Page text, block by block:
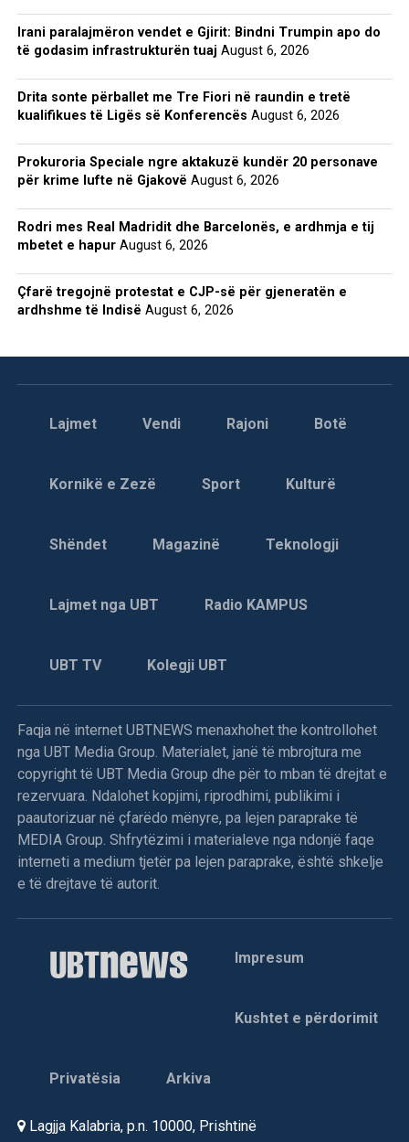
Irani paralajmëron vendet e Gjirit: Bindni Trumpin apo do
të godasim infrastrukturën tuaj August 6, 2026
Drita sonte përballet me Tre Fiori në raundin e tretë
kualifikues të Ligës së Konferencës August 6, 2026
Prokuroria Speciale ngre aktakuzë kundër 20 personave
për krime lufte në Gjakovë August 6, 2026
Rodri mes Real Madridit dhe Barcelonës, e ardhmja e tij
mbetet e hapur August 6, 2026
Çfarë tregojnë protestat e CJP-së për gjeneratën e
ardhshme të Indisë August 6, 2026
Lajmet Vendi Rajoni Botë
Kornikë e Zezë Sport Kulturë
Shëndet Magazinë Teknologji
Lajmet nga UBT Radio KAMPUS
UBT TV Kolegji UBT
Faqja në internet UBTNEWS menaxhohet the kontrollohet
nga UBT Media Group. Materialet, janë të mbrojtura me
copyright të UBT Media Group dhe për to mban të drejtat e
rezervuara. Ndalohet kopjimi, riprodhimi, publikimi i
paautorizuar në çfarëdo mënyre, pa lejen paraprake të
MEDIA Group. Shfrytëzimi i materialeve nga ndonjë faqe
interneti a medium tjetër pa lejen paraprake, është shkelje
e të drejtave të autorit.
Impresum
Kushtet e përdorimit
Privatësia Arkiva
Lagjja Kalabria, p.n. 10000, Prishtinë